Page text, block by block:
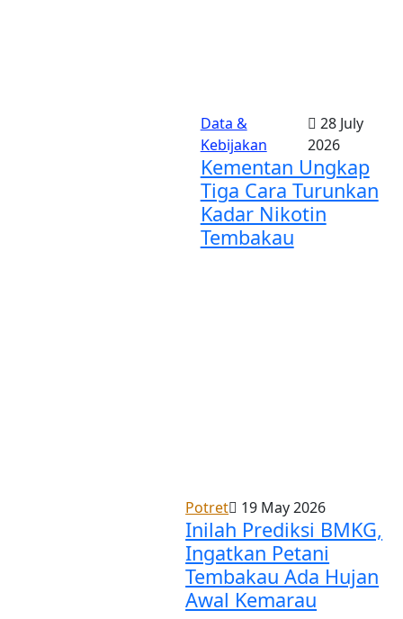
Data &
Kebijakan
28 July
2026
Kementan Ungkap
Tiga Cara Turunkan
Kadar Nikotin
Tembakau
Potret 19 May 2026
Inilah Prediksi BMKG,
Ingatkan Petani
Tembakau Ada Hujan
Awal Kemarau